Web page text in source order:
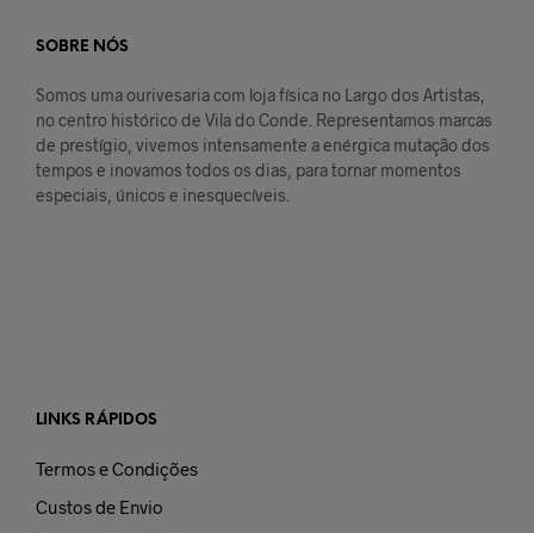
SOBRE NÓS
Somos uma ourivesaria com loja física no Largo dos Artistas,
no centro histórico de Vila do Conde. Representamos marcas
de prestígio, vivemos intensamente a enérgica mutação dos
tempos e inovamos todos os dias, para tornar momentos
especiais, únicos e inesquecíveis.
LINKS RÁPIDOS
Termos e Condições
Custos de Envio